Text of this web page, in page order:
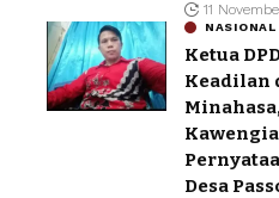
11
NASIONAL
Ketua
Keadilan
Desa